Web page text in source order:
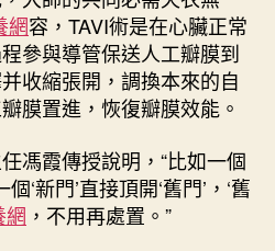
網容，TAVI術是在心臟正常
參與導管保送人工瓣膜到
收縮張開，調換本來的自
膜置進，恢復瓣膜效能。
馮霞傳授說明，“比如一個
‘新門’直接頂開‘舊門’，‘舊
網 ，不用再處置。”